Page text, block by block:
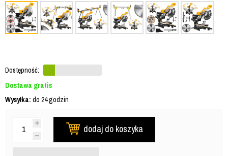
Dostępność:
Dostawa gratis
Wysyłka: do 24 godzin
dodaj do koszyka